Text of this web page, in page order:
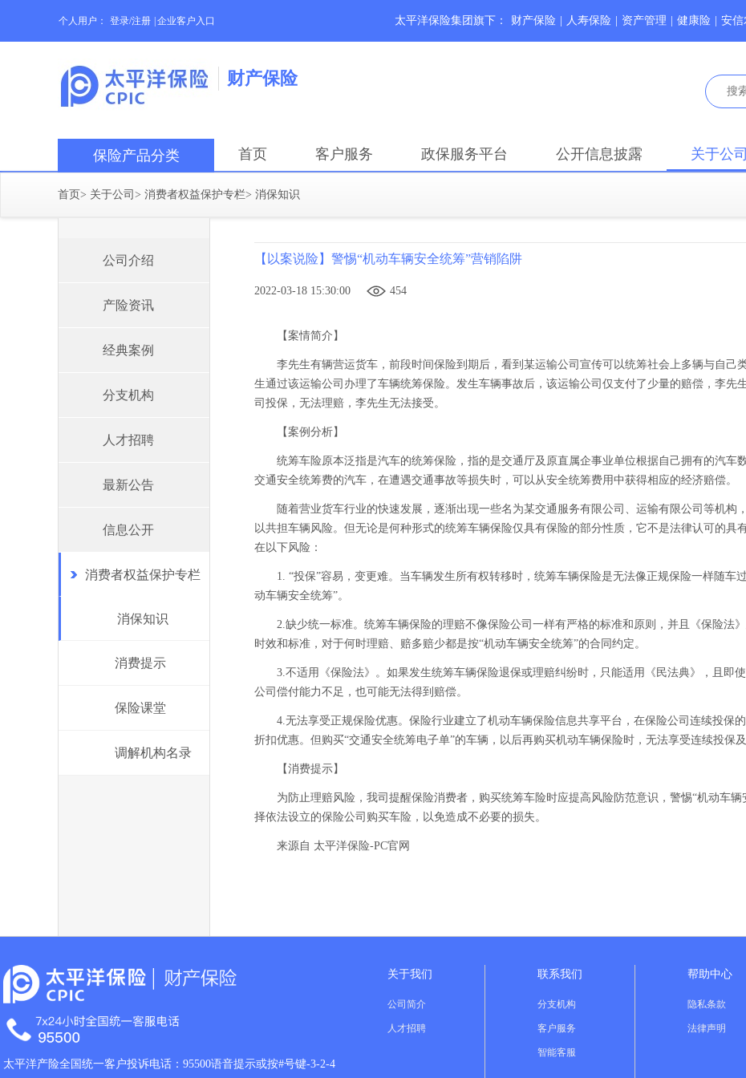
个人用户： 登录/注册 企业客户入口 太平洋保险集团旗下： 财产保险 人寿保险 资产管理 健康险 安信
财产保险
保险产品分类 首页 客户服务 政保服务平台 公开信息披露 关于公司
首页> 关于公司 > 消费者权益保护专栏> 消保知识
公司介绍
产险资讯
经典案例
分支机构
人才招聘
最新公告
信息公开
消费者权益保护专栏
消保知识
消费提示
保险课堂
调解机构名录
【以案说险】警惕“机动车辆安全统筹”营销陷阱
2022-03-18 15:30:00 454
【案情简介】
李先生有辆营运货车，前段时间保险到期后，看到某运输公司宣传可以统筹社会上多辆与自己
生通过该运输公司办理了车辆统筹保险。发生车辆事故后，该运输公司仅支付了少量的赔偿，李先
司投保，无法理赔，李先生无法接受。
【案例分析】
统筹车险原本泛指是汽车的统筹保险，指的是交通厅及原直属企事业单位根据自己拥有的汽车
交通安全统筹费的汽车，在遭遇交通事故等损失时，可以从安全统筹费用中获得相应的经济赔偿。
随着营业货车行业的快速发展，逐渐出现一些名为某交通服务有限公司、运输有限公司等机构
以共担车辆风险。但无论是何种形式的统筹车辆保险仅具有保险的部分性质，它不是法律认可的具
在以下风险：
1. “投保”容易，变更难。当车辆发生所有权转移时，统筹车辆保险是无法像正规保险一样随车
动车辆安全统筹”。
2.缺少统一标准。统筹车辆保险的理赔不像保险公司一样有严格的标准和原则，并且《保险法
时效和标准，对于何时理赔、赔多赔少都是按“机动车辆安全统筹”的合同约定。
3.不适用《保险法》。如果发生统筹车辆保险退保或理赔纠纷时，只能适用《民法典》，且即
公司偿付能力不足，也可能无法得到赔偿。
4.无法享受正规保险优惠。保险行业建立了机动车辆保险信息共享平台，在保险公司连续投保
折扣优惠。但购买“交通安全统筹电子单”的车辆，以后再购买机动车辆保险时，无法享受连续投保及
【消费提示】
为防止理赔风险，我司提醒保险消费者，购买统筹车险时应提高风险防范意识，警惕“机动车
择依法设立的保险公司购买车险，以免造成不必要的损失。
来源自 太平洋保险-PC官网
太平洋产险全国统一客户投诉电话：95500语音提示或按#号键-3-2-4
关于我们
公司简介
人才招聘
联系我们
分支机构
客户服务
智能客服
帮助中心
隐私条款
法律声明